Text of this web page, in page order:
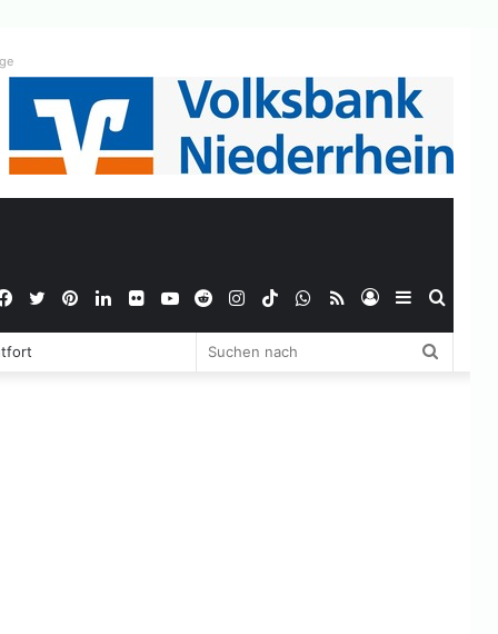
Sidebar
Anmelden
RSS
WhatsApp
TikTok
Instagram
Reddit
YouTube
Flickr
LinkedIn
Pinterest
Twitter
Facebook